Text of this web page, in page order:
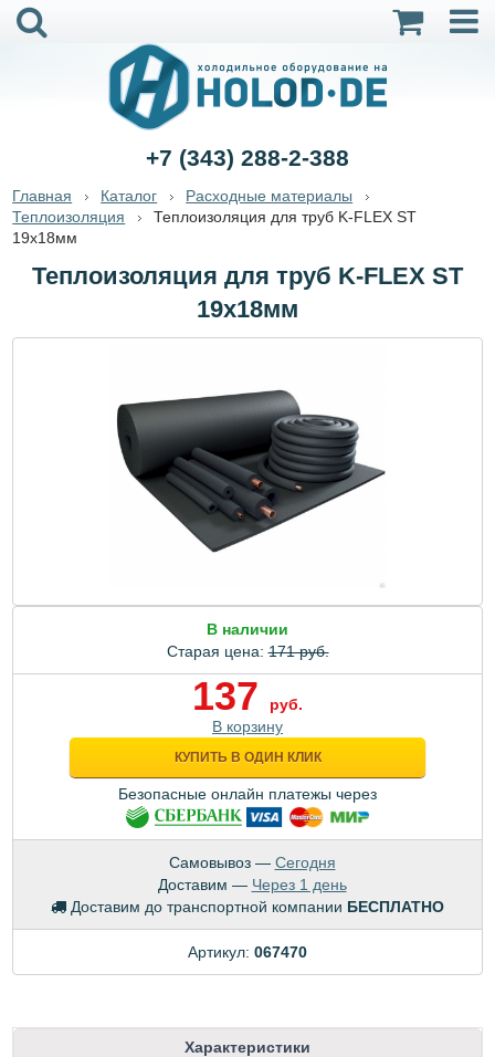
+7 (343) 288-2-388
Главная Каталог
Расходные материалы
Теплоизоляция
Теплоизоляция для труб K-FLEX ST
19x18мм
Теплоизоляция для труб K-FLEX ST
19x18мм
В наличии
Старая цена:171 руб.
137
руб.
В корзину
КУПИТЬ В ОДИН КЛИК
Безопасные онлайн платежы через
Самовывоз — Сегодня
Доставим — Через 1 день
Доставим до транспортной компании БЕСПЛАТНО
Артикул: 067470
Характеристики